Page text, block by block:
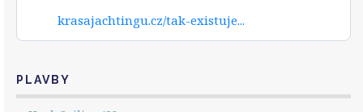
krasajachtingu.cz/tak-existuje...
PLAVBY